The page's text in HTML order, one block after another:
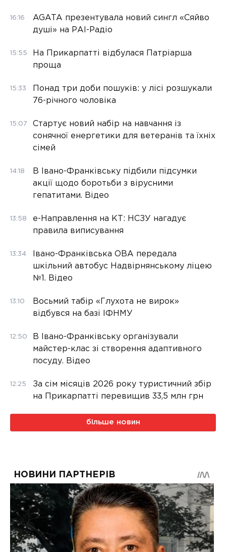
16:16
AGATA презентувала новий сингл «Сяйво
душі» на РАІ-Радіо
15:55
На Прикарпатті відбулася Патріарша
проща
15:33
Понад три доби пошуків: у лісі розшукали
76-річного чоловіка
15:07
Стартує новий набір на навчання із
сонячної енергетики для ветеранів та їхніх
сімей
14:18
В Івано-Франківську підбили підсумки
акції щодо боротьби з вірусними
гепатитами. Відео
13:58
е-Направлення на КТ: НСЗУ нагадує
правила виписування
13:34
Івано-Франківська ОВА передала
шкільний автобус Надвірнянському ліцею
№1. Відео
13:10
Восьмий табір «Глухота не вирок»
відбувся на базі ІФНМУ
12:50
В Івано-Франківську організували
майстер-клас зі створення адаптивного
посуду. Відео
12:25
За сім місяців 2026 року туристичний збір
на Прикарпатті перевищив 33,5 млн грн
більше новин